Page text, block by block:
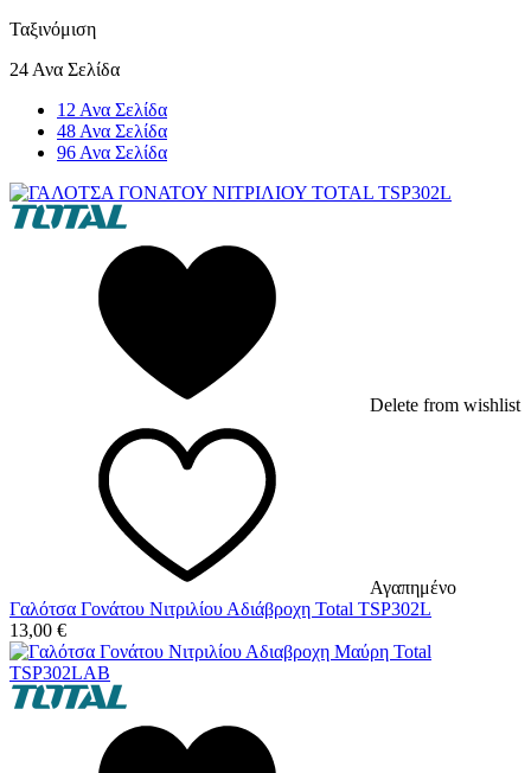
Ταξινόμιση
24 Ανα Σελίδα
12 Ανα Σελίδα
48 Ανα Σελίδα
96 Ανα Σελίδα
Delete from wishlist
Αγαπημένο
Γαλότσα Γονάτου Νιτριλίου Αδιάβροχη Total TSP302L
13,00 €